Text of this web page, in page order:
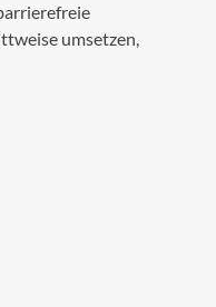
umsetzen,